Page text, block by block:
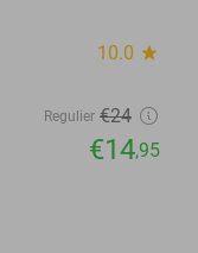
10.0 star
Regulier €24
€14,95